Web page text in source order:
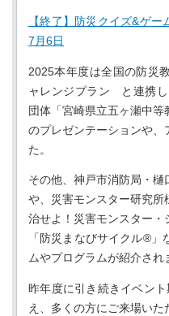
【終了】防災クイズ&ゲ
7月6日
2025本年度は全国の防災
ャレンジプラン と連携
団体「宮崎県立五ヶ瀬中
のプレゼンテーションや、
た。
その他、神戸市消防局・樋
や、災害モンスター研究所
治せよ！災害モンスター・
「防災まなびサイクル®︎
ムやプログラムが紹介され
昨年度に引き続きイベン
え、多くの方にご来場いた